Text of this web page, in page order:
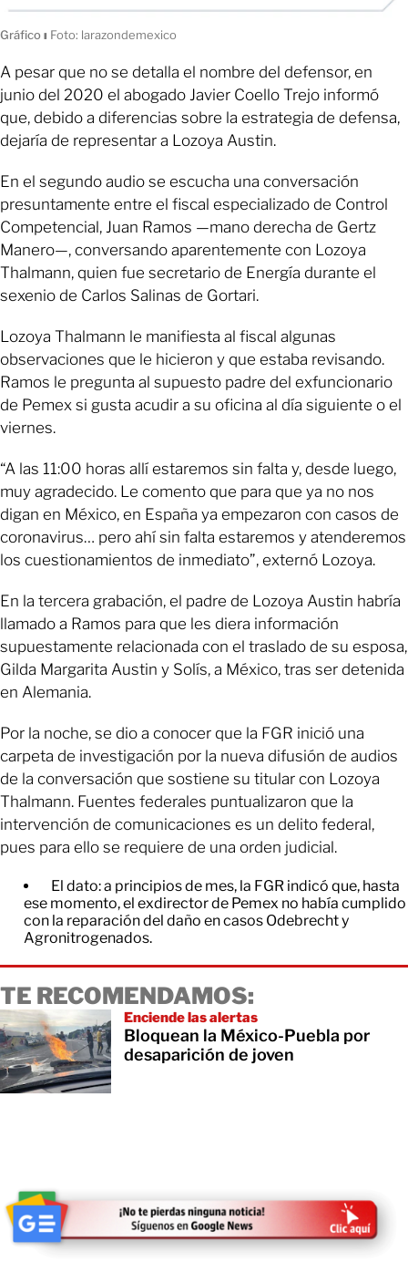
Gráficoı Foto: larazondemexico
A pesar que no se detalla el nombre del defensor, en
junio del 2020 el abogado Javier Coello Trejo informó
que, debido a diferencias sobre la estrategia de defensa,
dejaría de representar a Lozoya Austin.
En el segundo audio se escucha una conversación
presuntamente entre el fiscal especializado de Control
Competencial, Juan Ramos —mano derecha de Gertz
Manero—, conversando aparentemente con Lozoya
Thalmann, quien fue secretario de Energía durante el
sexenio de Carlos Salinas de Gortari.
Lozoya Thalmann le manifiesta al fiscal algunas
observaciones que le hicieron y que estaba revisando.
Ramos le pregunta al supuesto padre del exfuncionario
de Pemex si gusta acudir a su oficina al día siguiente o el
viernes.
“A las 11:00 horas allí estaremos sin falta y, desde luego,
muy agradecido. Le comento que para que ya no nos
digan en México, en España ya empezaron con casos de
coronavirus… pero ahí sin falta estaremos y atenderemos
los cuestionamientos de inmediato”, externó Lozoya.
En la tercera grabación, el padre de Lozoya Austin habría
llamado a Ramos para que les diera información
supuestamente relacionada con el traslado de su esposa,
Gilda Margarita Austin y Solís, a México, tras ser detenida
en Alemania.
Por la noche, se dio a conocer que la FGR inició una
carpeta de investigación por la nueva difusión de audios
de la conversación que sostiene su titular con Lozoya
Thalmann. Fuentes federales puntualizaron que la
intervención de comunicaciones es un delito federal,
pues para ello se requiere de una orden judicial.
El dato: a principios de mes, la FGR indicó que, hasta
ese momento, el exdirector de Pemex no había cumplido
con la reparación del daño en casos Odebrecht y
Agronitrogenados.
TE RECOMENDAMOS:
Enciende las alertas
Bloquean la México-Puebla por
desaparición de joven